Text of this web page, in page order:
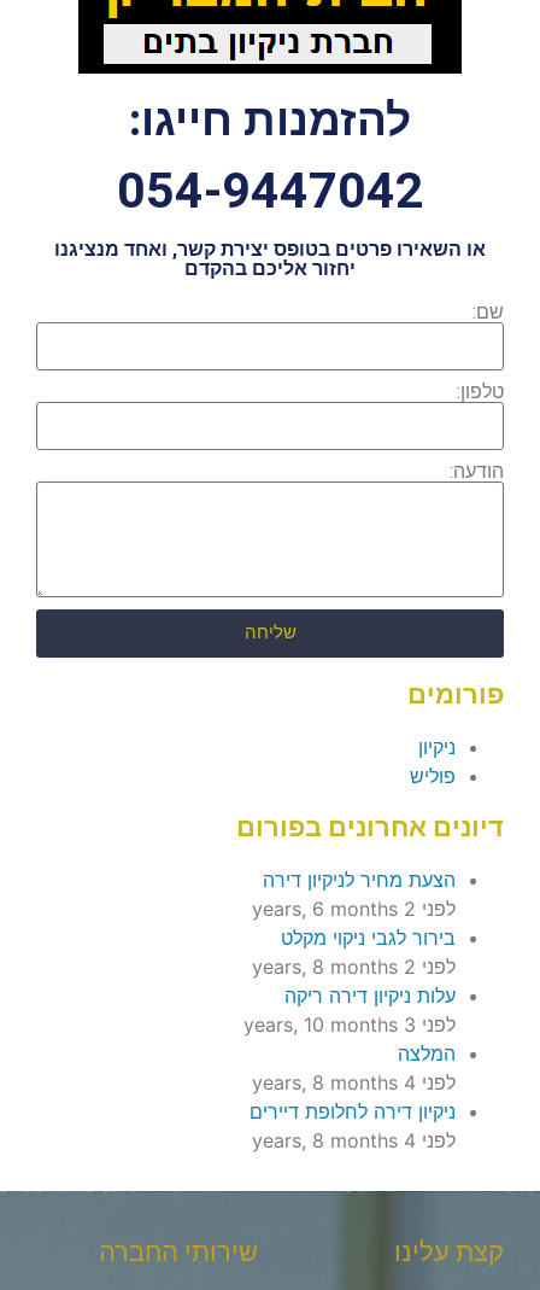
להזמנות חייגו:
054-9447042
או השאירו פרטים בטופס יצירת קשר, ואחד מנציגנו
יחזור אליכם בהקדם
שם:
טלפון:
הודעה:
שליחה
פורומים
ניקיון
פוליש
דיונים אחרונים בפורום
הצעת מחיר לניקיון דירה
לפני 2 years, 6 months
בירור לגבי ניקוי מקלט
לפני 2 years, 8 months
עלות ניקיון דירה ריקה
לפני 3 years, 10 months
המלצה
לפני 4 years, 8 months
ניקיון דירה לחלופת דיירים
לפני 4 years, 8 months
קצת עלינו שירותי החברה